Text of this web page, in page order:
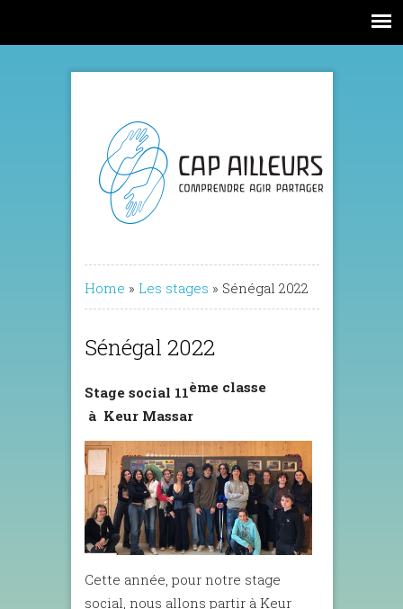
Home » Les stages » Sénégal 2022
Sénégal 2022
Stage social 11ème classe
à Keur Massar
Cette année, pour notre stage
social, nous allons partir à Keur